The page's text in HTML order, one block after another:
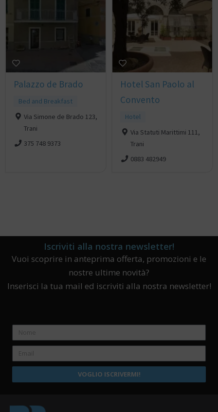
Palazzo de Brado
Bed and Breakfast
Via Simone de Brado 123,
Trani
375 748 9373
Hotel San Paolo al
Convento
Hotel
Via Statuti Marittimi 111,
Trani
0883 482949
Iscriviti alla nostra newsletter!
Vuoi scoprire in anteprima offerta, promozioni e le
nostre ultime novità?
Inserisci la tua mail ed iscriviti alla nostra newsletter!
VOGLIO ISCRIVERMI!